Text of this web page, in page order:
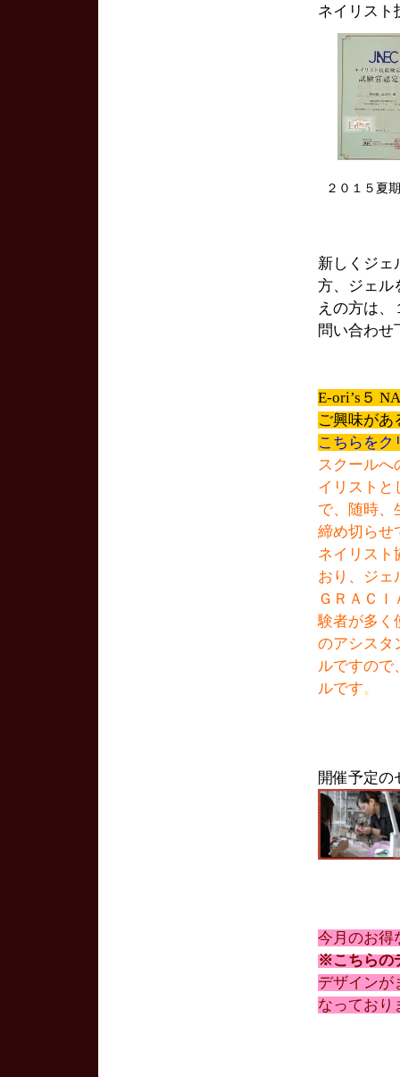
ネイリスト
２０１５夏
新しくジェ
方、ジェル
えの方は
問い合わせ
E-ori’s５
ご興味があ
こちらをク
スクールへ
イリストと
で、随時、
締め切らせ
ネイリスト
おり、ジェ
ＧＲＡＣ
験者が多く
のアシスタ
ルですので
ルです。
開催予定の
今月のお得
※こちらの
デザインが
なっており